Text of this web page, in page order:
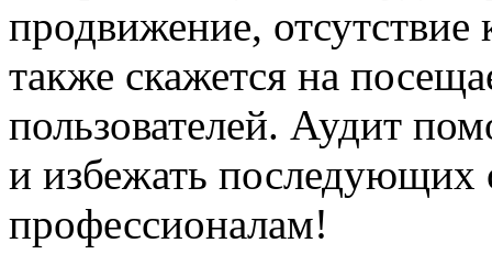
продвижение,
также скажется на
пользователей. Аудит
и избежать последующих
профессионалам!